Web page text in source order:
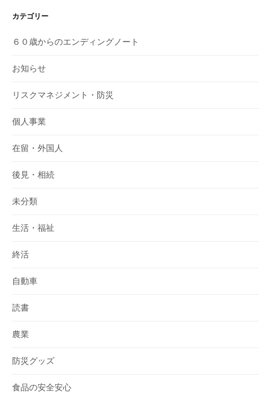
カテゴリー
６０歳からのエンディングノート
お知らせ
リスクマネジメント・防災
個人事業
在留・外国人
後見・相続
未分類
生活・福祉
終活
自動車
読書
農業
防災グッズ
食品の安全安心